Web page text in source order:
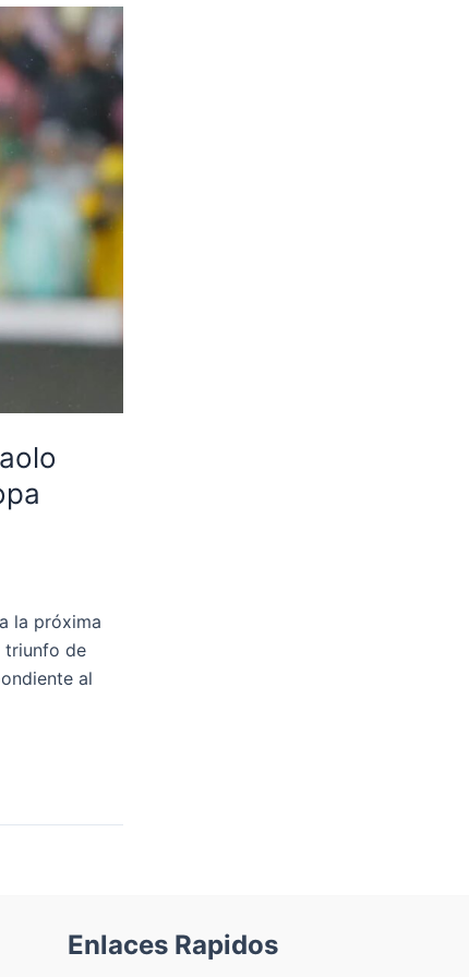
la próxima
triunfo de
al
Enlaces Rapidos